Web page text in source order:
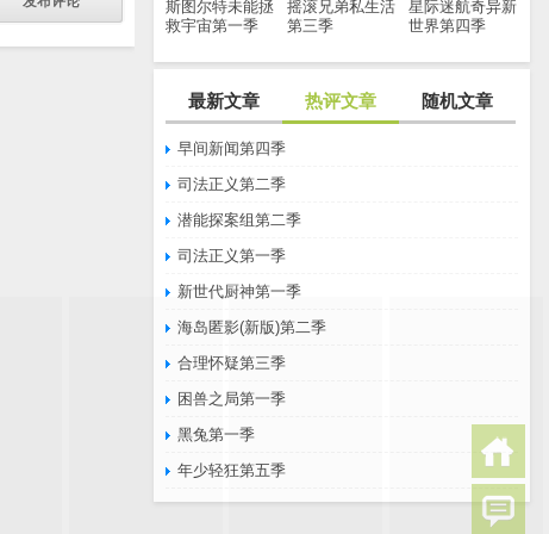
斯图尔特未能拯
救宇宙第一季
摇滚兄弟私生活
第三季
星际迷航奇异新
世界第四季
最新文章 热评文章 随机文章
早间新闻第四季
司法正义第二季
潜能探案组第二季
司法正义第一季
新世代厨神第一季
海岛匿影(新版)第二季
合理怀疑第三季
困兽之局第一季
黑兔第一季
年少轻狂第五季